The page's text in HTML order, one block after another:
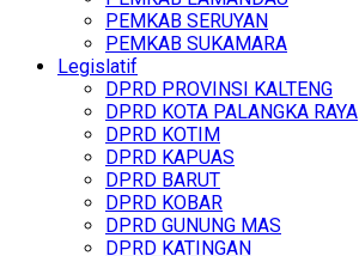
PEMKAB SERUYAN
PEMKAB SUKAMARA
Legislatif
DPRD PROVINSI KALTENG
DPRD KOTA PALANGKA RAYA
DPRD KOTIM
DPRD KAPUAS
DPRD BARUT
DPRD KOBAR
DPRD GUNUNG MAS
DPRD KATINGAN